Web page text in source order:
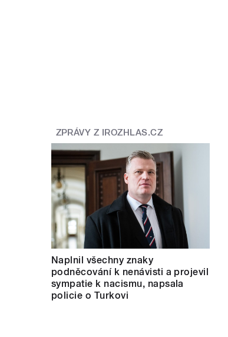
ZPRÁVY Z IROZHLAS.CZ
Naplnil všechny znaky
podněcování k nenávisti a projevil
sympatie k nacismu, napsala
policie o Turkovi